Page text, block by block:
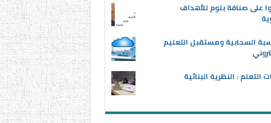
على صنافة بلوم للأهداف
السحابية ومستقبل التعليم
التعلم : النظرية البنائية